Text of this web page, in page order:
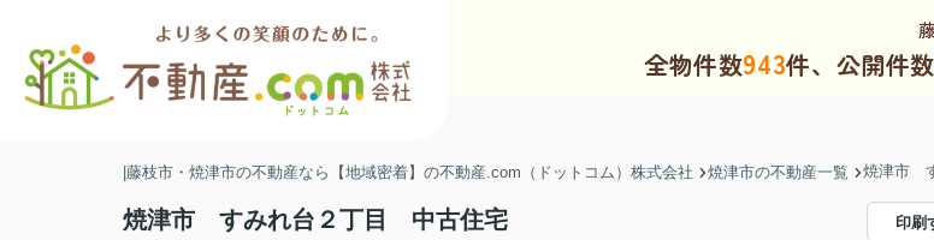
全物件数943件、公開件数
|藤枝市・焼津市の不動産なら【地域密着】の不動産.com（ドットコム）株式会社 焼津市の不動産一覧 焼津市
焼津市 すみれ台２丁目 中古住宅 印刷